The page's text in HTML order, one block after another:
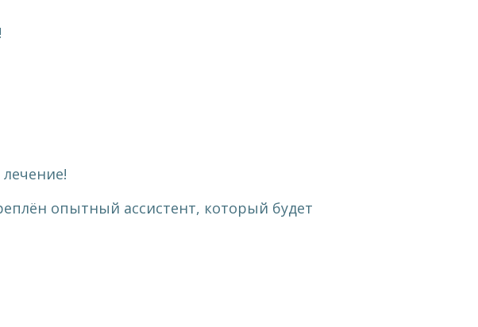
опытный ассистент, который будет